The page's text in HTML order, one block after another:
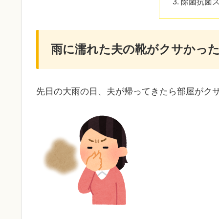
雨に濡れた夫の靴がクサかった
先日の大雨の日、夫が帰ってきたら部屋がク